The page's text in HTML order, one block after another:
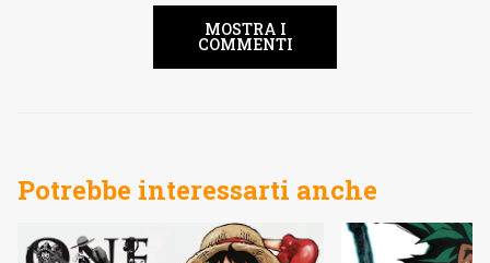
MOSTRA I
COMMENTI
Potrebbe interessarti anche